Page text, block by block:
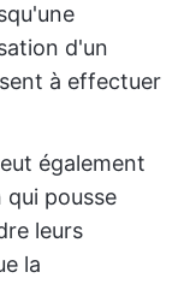
d'un
à effectuer
également
pousse
leurs
la